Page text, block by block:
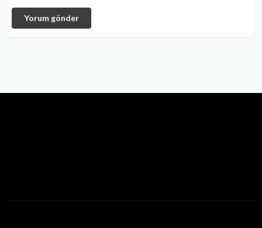
Yorum gönder